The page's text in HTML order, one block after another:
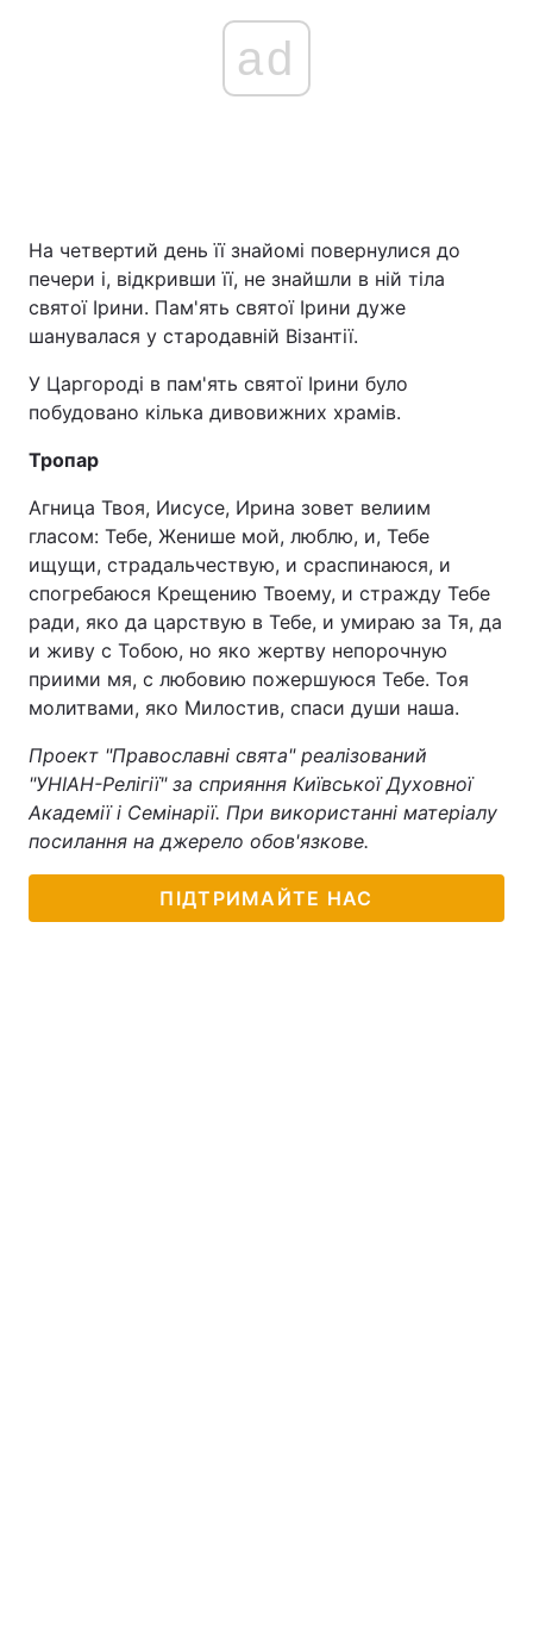
ad
На четвертий день її знайомі повернулися до
печери і, відкривши її, не знайшли в ній тіла
святої Ірини. Пам'ять святої Ірини дуже
шанувалася у стародавній Візантії.
У Царгороді в пам'ять святої Ірини було
побудовано кілька дивовижних храмів.
Тропар
Агница Твоя, Иисусе, Ирина зовет велиим
гласом: Тебе, Женише мой, люблю, и, Тебе
ищущи, страдальчествую, и сраспинаюся, и
спогребаюся Крещению Твоему, и стражду Тебе
ради, яко да царствую в Тебе, и умираю за Тя, да
и живу с Тобою, но яко жертву непорочную
приими мя, с любовию пожершуюся Тебе. Тоя
молитвами, яко Милостив, спаси души наша.
Проект "Православні свята" реалізований
"УНІАН-Релігії" за сприяння Київської Духовної
Академії і Семінарії. При використанні матеріалу
посилання на джерело обов'язкове.
ПІДТРИМАЙТЕ НАС